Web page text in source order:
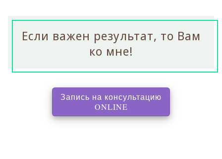
Если важен результат, то Вам
ко мне!
Запись на консультацию
ONLINE, перенаправляет на